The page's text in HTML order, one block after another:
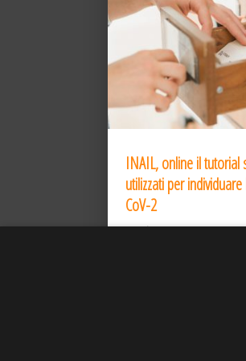
INAIL, online il tutorial
utilizzati per
CoV-2
31 Dic 2020